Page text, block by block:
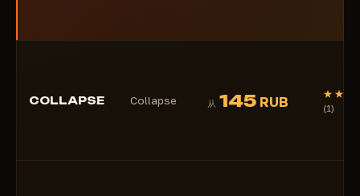
COLLAPSE Collapse 从 145 RUB (1)